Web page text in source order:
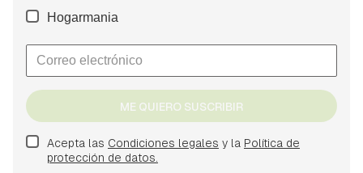
Hogarmania
ME QUIERO SUSCRIBIR
Acepta las Condiciones legales y la Política de
protección de datos.